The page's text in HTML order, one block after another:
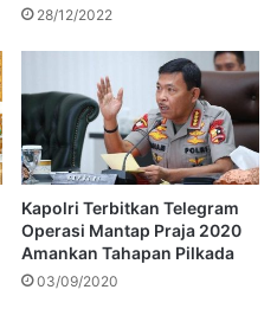
28/12/2022
Kapolri Terbitkan Telegram
Operasi Mantap Praja 2020
Amankan Tahapan Pilkada
03/09/2020